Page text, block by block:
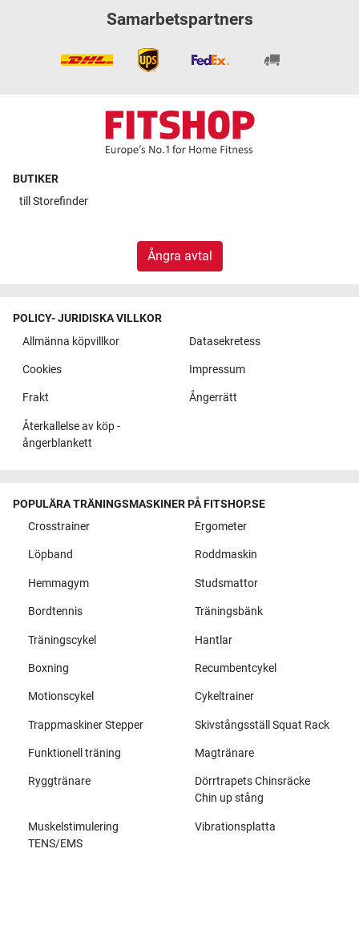
Samarbetspartners
BUTIKER
till Storefinder
Ångra avtal
POLICY- JURIDISKA VILLKOR
Allmänna köpvillkor
Datasekretess
Cookies Impressum
Frakt Ångerrätt
Återkallelse av köp -
ångerblankett
POPULÄRA TRÄNINGSMASKINER PÅ FITSHOP.SE
Crosstrainer
Ergometer
Löpband Roddmaskin
Hemmagym Studsmattor
Bordtennis Träningsbänk
Träningscykel Hantlar
Boxning Recumbentcykel
Motionscykel Cykeltrainer
Trappmaskiner Stepper Skivstångsställ Squat Rack
Funktionell träning Magtränare
Ryggtränare
Dörrtrapets Chinsräcke
Chin up stång
Muskelstimulering
TENS/EMS
Vibrationsplatta